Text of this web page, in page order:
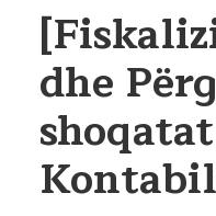
dhe